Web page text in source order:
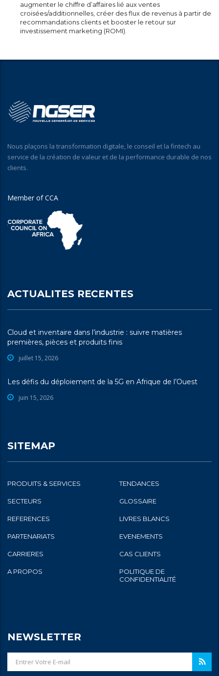
augmenter le chiffre d’affaires lié aux ventes
croisées/additionnelles, créer des flux de revenus à partir de
recommandations clients et booster le retour sur
investissement marketing (ROMI).
Nous plaçons la transformation digitale, le conseil et la fintech au
service de la création de valeur et de la performance durable de nos
clients.
Member of CCA
ACTUALITES RECENTES
Cloud et inventaire dans l’industrie : suivre matières
premières, pièces et produits finis
juillet 15, 2026
Les défis du déploiement de la 5G en Afrique de l’Ouest
juin 15, 2026
SITEMAP
PRODUITS & SERVICES TENDANCES
SECTEURS GLOSSAIRE
REFERENCES LIVRES BLANCS
PARTENARIATS EVENEMENTS
CARRIERES CAS CLIENTS
A PROPOS
POLITIQUE DE
CONFIDENTIALITÉ
NEWSLETTER